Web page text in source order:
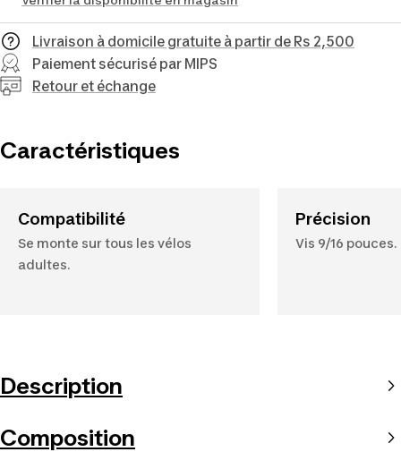
Livraison à domicile gratuite à partir de Rs 2,500
Paiement sécurisé par MIPS
Retour et échange
Caractéristiques
Compatibilité
Se monte sur tous les vélos
adultes.
Précision
Vis 9/16 pouces.
Description
Composition